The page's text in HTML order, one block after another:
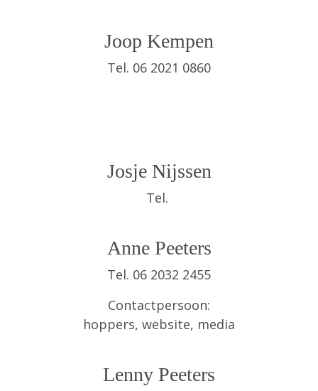
Joop Kempen
Tel. 06 2021 0860
Josje Nijssen
Tel. ‭
Anne Peeters
Tel. 06 2032 2455
Contactpersoon:
hoppers, website, media
Lenny Peeters